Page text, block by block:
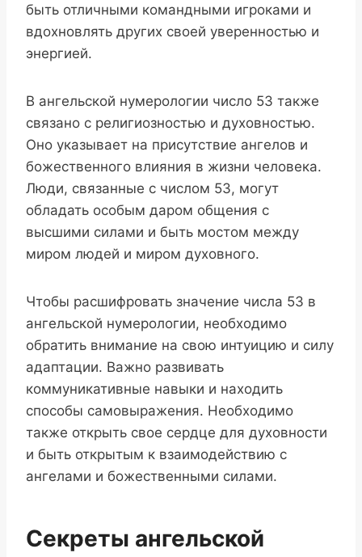
быть отличными командными игроками и
вдохновлять других своей уверенностью и
энергией.
В ангельской нумерологии число 53 также
связано с религиозностью и духовностью.
Оно указывает на присутствие ангелов и
божественного влияния в жизни человека.
Люди, связанные с числом 53, могут
обладать особым даром общения с
высшими силами и быть мостом между
миром людей и миром духовного.
Чтобы расшифровать значение числа 53 в
ангельской нумерологии, необходимо
обратить внимание на свою интуицию и силу
адаптации. Важно развивать
коммуникативные навыки и находить
способы самовыражения. Необходимо
также открыть свое сердце для духовности
и быть открытым к взаимодействию с
ангелами и божественными силами.
Секреты ангельской